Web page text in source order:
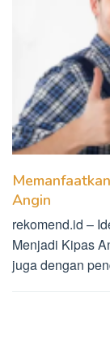
Angin
rekomend.id –
Menjadi Kipas
juga dengan